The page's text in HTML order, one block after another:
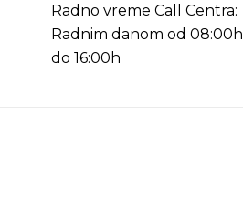
Radno vreme Call Centra:
Radnim danom od 08:00h
do 16:00h